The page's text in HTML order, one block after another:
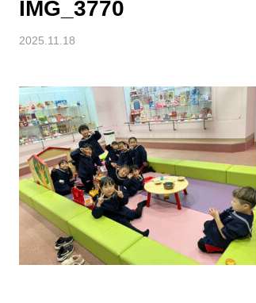
IMG_3770
2025.11.18